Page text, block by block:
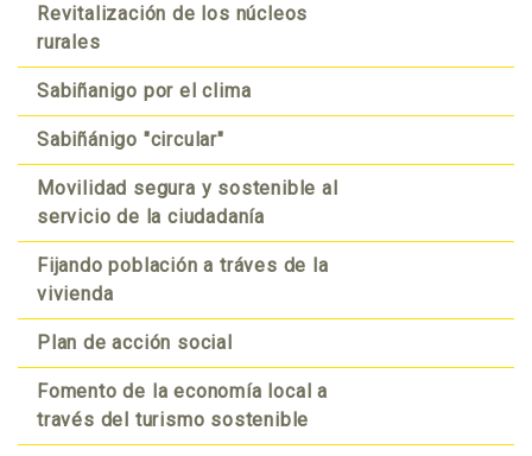
Revitalización de los núcleos
rurales
Sabiñanigo por el clima
Sabiñánigo "circular"
Movilidad segura y sostenible al
servicio de la ciudadanía
Fijando población a tráves de la
vivienda
Plan de acción social
Fomento de la economía local a
través del turismo sostenible